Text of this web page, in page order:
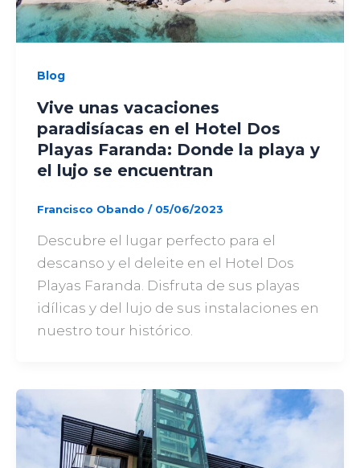
Blog
Vive unas vacaciones
paradisíacas en el Hotel Dos
Playas Faranda: Donde la playa y
el lujo se encuentran
Francisco Obando / 05/06/2023
Descubre el lugar perfecto para el
descanso y el deleite en el Hotel Dos
Playas Faranda. Disfruta de sus playas
idílicas y del lujo de sus instalaciones en
nuestro tour histórico.